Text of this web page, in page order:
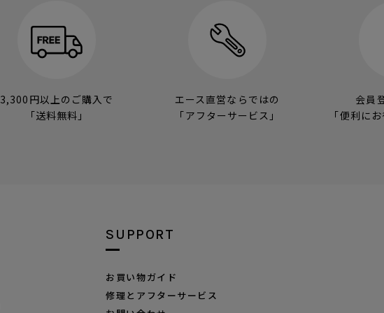
3,300円以上のご購入で
「送料無料」
エース直営ならではの
「アフターサービス」
会員
「便利に
SUPPORT
お買い物ガイド
修理とアフターサービス